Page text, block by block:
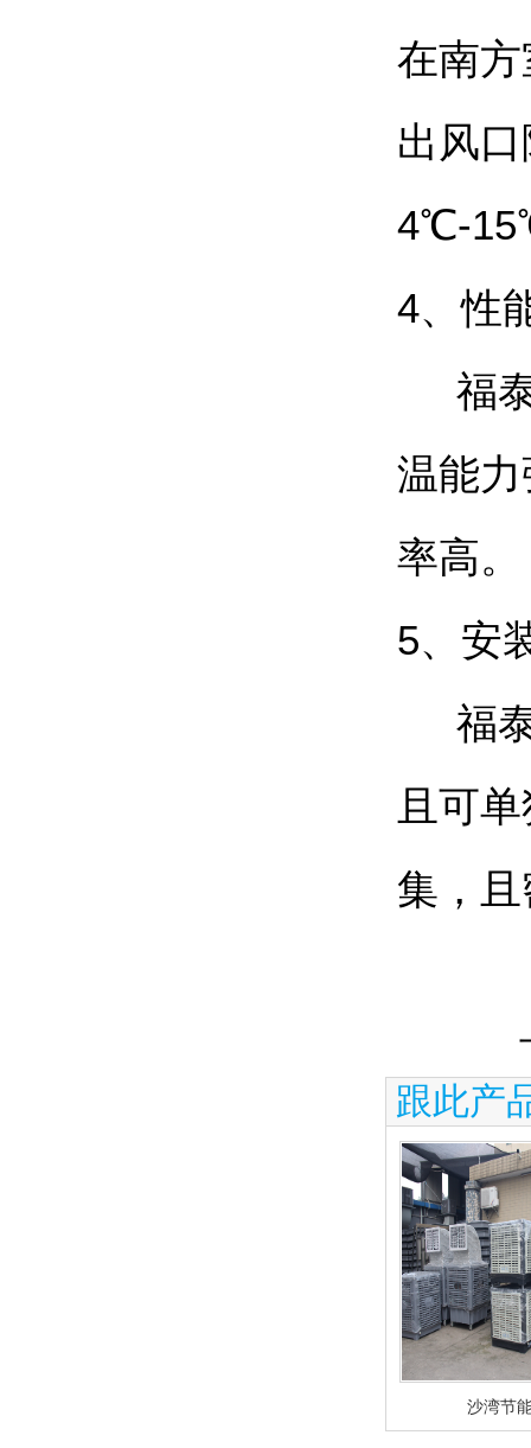
在南
出风
4℃-
4、性
福泰
温能
率高。
5、安
福
且可
集，
跟此产
沙湾节